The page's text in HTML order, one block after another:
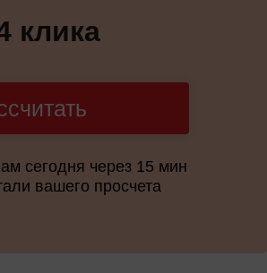
клика
сегодня через 15 мин
вашего просчета